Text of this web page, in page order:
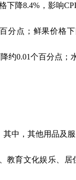
下降8.4% ，影响
分点；鲜果价格
约0.01个百分点；
，其他用品及服
教育文化娱乐、